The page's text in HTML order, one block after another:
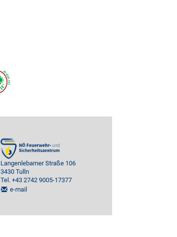
Langenlebarner Straße 106
3430 Tulln
Tel. +43 2742 9005-17377
e-mail